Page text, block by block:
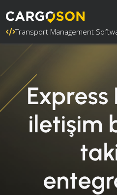
Transport Management
Express
iletişim